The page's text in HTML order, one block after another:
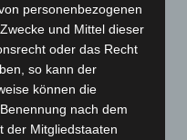
personenbezogenen
und Mittel dieser
oder das Recht
so kann der
können die
nach dem
der Mitgliedstaaten